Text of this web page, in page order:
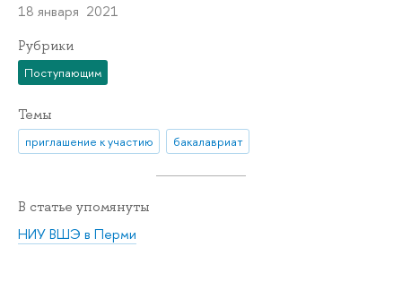
18 января 2021
Рубрики
Поступающим
Темы
приглашение к участию бакалавриат
В статье упомянуты
НИУ ВШЭ в Перми